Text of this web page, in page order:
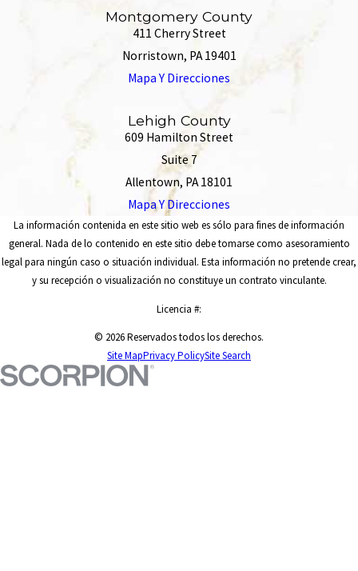
Montgomery County
411 Cherry Street
Norristown, PA 19401
Mapa Y Direcciones
Lehigh County
609 Hamilton Street
Suite 7
Allentown, PA 18101
Mapa Y Direcciones
La información contenida en este sitio web es sólo para fines de información
general. Nada de lo contenido en este sitio debe tomarse como asesoramiento
legal para ningún caso o situación individual. Esta información no pretende crear,
y su recepción o visualización no constituye un contrato vinculante.
Licencia #:
© 2026 Reservados todos los derechos.
Site MapPrivacy PolicySite Search